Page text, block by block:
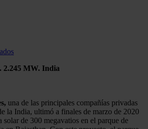
2.245 MW. India
una de las principales compañías privadas
la India, ultimó a finales de marzo de 2020
solar de 300 megavatios en el parque de